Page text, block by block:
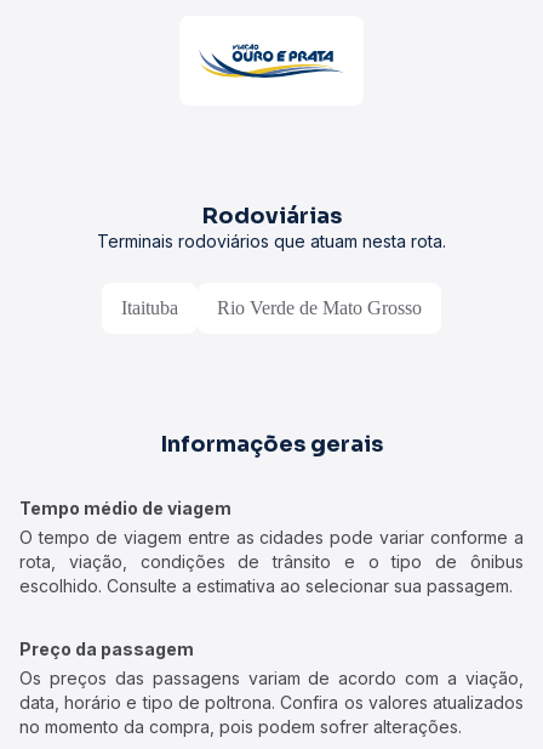
Rodoviárias
Terminais rodoviários que atuam nesta rota.
Itaituba Rio Verde de Mato Grosso
Informações gerais
Tempo médio de viagem
O tempo de viagem entre as cidades pode variar conforme a
rota, viação, condições de trânsito e o tipo de ônibus
escolhido. Consulte a estimativa ao selecionar sua passagem.
Preço da passagem
Os preços das passagens variam de acordo com a viação,
data, horário e tipo de poltrona. Confira os valores atualizados
no momento da compra, pois podem sofrer alterações.